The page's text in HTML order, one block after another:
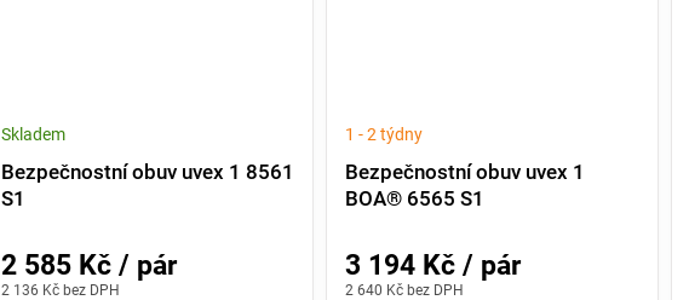
Bezpečnostní obuv uvex 1 8561
S1
Skladem
2 136 Kč bez DPH
2 585 Kč / pár
Bezpečnostní obuv uvex 1
BOA® 6565 S1
1 - 2 týdny
2 640 Kč bez DPH
3 194 Kč / pár